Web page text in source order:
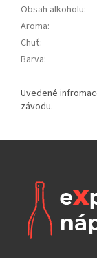
Obsah alkoholu:
Aroma:
Chuť:
Barva: